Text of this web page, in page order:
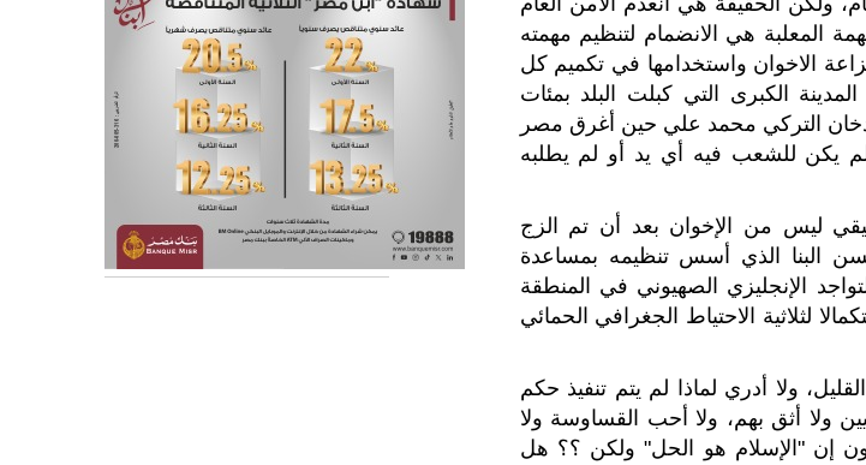
المعلبة هي الانضمام لتنظيم مهمته
الاخوان واستخدامها في تكميم كل
الكبرى التي كبلت البلد بمئات
الدخان التركي محمد علي حين أغرق مصر
إيفاء لدين لم يكن للشعب فيه أي يد أو لم يطلبه
ليس من الإخوان بعد أن تم الزج
البنا الذي أسس تنظيمه بمساعدة
الإنجليزي الصهيوني في المنطقة
لثلاثية الاحتياط الجغرافي الحمائي
ولا أدري لماذا لم يتم تنفيذ حكم
ولا أثق بهم، ولا أحب القساوسة ولا
إن "الإسلام هو الحل" ولكن ؟؟ هل